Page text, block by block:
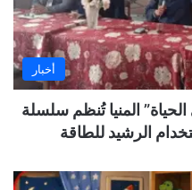
أخبار
المنيا تُنظم سلسلة
الرشيد للطاقة